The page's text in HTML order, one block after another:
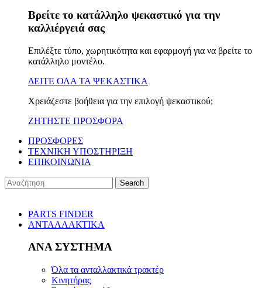
Βρείτε το κατάλληλο ψεκαστικό για την
καλλιέργειά σας
Επιλέξτε τύπο, χωρητικότητα και εφαρμογή για να βρείτε το
κατάλληλο μοντέλο.
ΔΕΙΤΕ ΟΛΑ ΤΑ ΨΕΚΑΣΤΙΚΑ
Χρειάζεστε βοήθεια για την επιλογή ψεκαστικού;
ΖΗΤΗΣΤΕ ΠΡΟΣΦΟΡΑ
ΠΡΟΣΦΟΡΕΣ
ΤΕΧΝΙΚΗ ΥΠΟΣΤΗΡΙΞΗ
ΕΠΙΚΟΙΝΩΝΙΑ
Search
PARTS FINDER
ΑΝΤΑΛΛΑΚΤΙΚΑ
ΑΝΑ ΣΥΣΤΗΜΑ
Όλα τα ανταλλακτικά τρακτέρ
Κινητήρας